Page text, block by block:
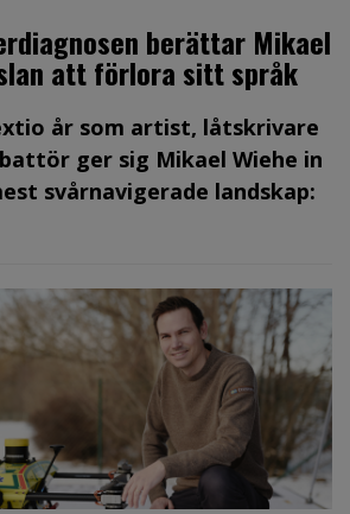
berättar Mikael
att förlora sitt språk
år som artist, låtskrivare
ger sig Mikael Wiehe in
svårnavigerade landskap: